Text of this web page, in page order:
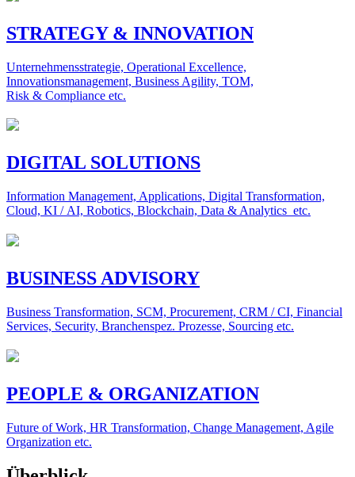
STRATEGY & INNOVATION
Unternehmensstrategie, Operational Excellence,
Innovationsmanagement, Business Agility, TOM,
Risk & Compliance etc.
DIGITAL SOLUTIONS
Information Management, Applications, Digital Transformation,
Cloud, KI / AI, Robotics, Blockchain, Data & Analytics etc.
BUSINESS ADVISORY
Business Transformation, SCM, Procurement, CRM / CI, Financial
Services, Security, Branchenspez. Prozesse, Sourcing etc.
PEOPLE & ORGANIZATION
Future of Work, HR Transformation, Change Management, Agile
Organization etc.